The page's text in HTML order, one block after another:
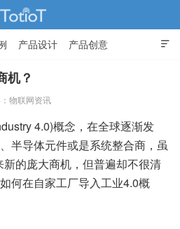

产品设计 产品创意
机？
物联网资讯
4.0)概念，在全球逐渐发
半导体元件或是系统整合商，虽
的庞大商机，但普遍却不很清
何在自家工厂导入工业4.0概